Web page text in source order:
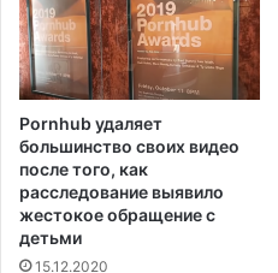
Pornhub удаляет
большинство своих видео
после того, как
расследование выявило
жестокое обращение с
детьми
15.12.2020